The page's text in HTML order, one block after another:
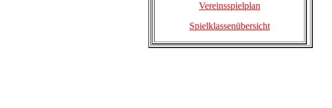
Vereinsspielplan
Spielklassenübersicht